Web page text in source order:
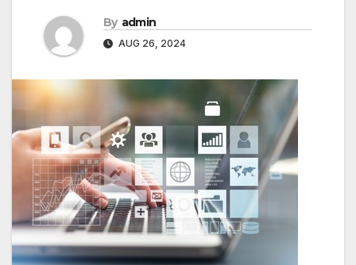
By admin
AUG 26, 2024